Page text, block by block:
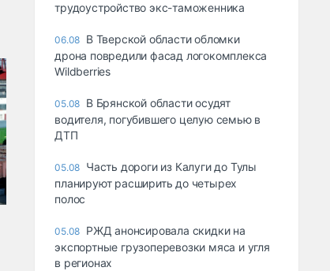
трудоустройство экс-таможенника
06.08 В Тверской области обломки
дрона повредили фасад логокомплекса
Wildberries
05.08 В Брянской области осудят
водителя, погубившего целую семью в
ДТП
05.08 Часть дороги из Калуги до Тулы
планируют расширить до четырех
полос
05.08 РЖД анонсировала скидки на
экспортные грузоперевозки мяса и угля
в регионах